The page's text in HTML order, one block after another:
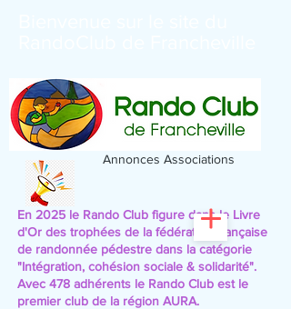
En 2025 le Rando Club figure dans le Livre
d'Or des trophées de la fédération française
de randonnée pédestre dans la catégorie
"Intégration, cohésion sociale & solidarité".
Avec 478 adhérents le Rando Club est le
premier club de la région AURA.
Annonces Associations